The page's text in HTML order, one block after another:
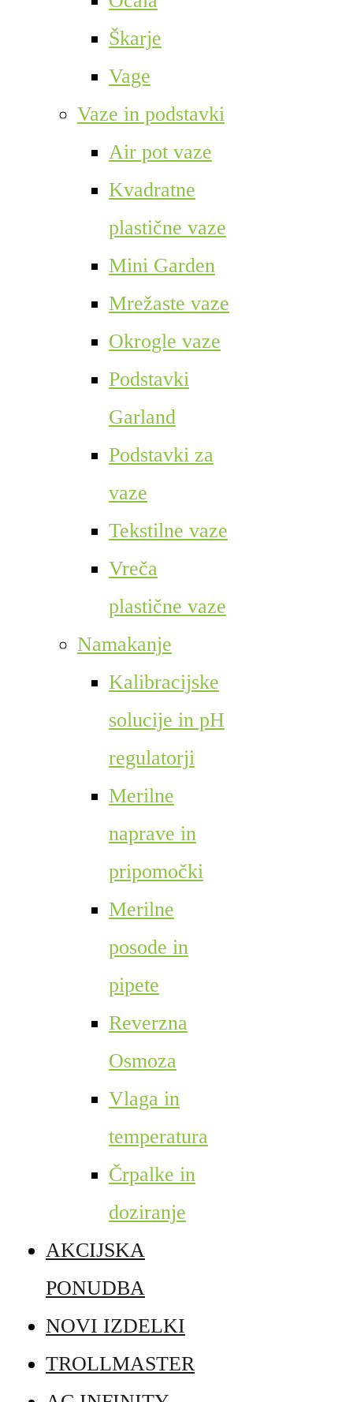
Škarje
Vage
Vaze in podstavki
Air pot vaze
Kvadratne
plastične vaze
Mini Garden
Mrežaste vaze
Okrogle vaze
Podstavki
Garland
Podstavki za
vaze
Tekstilne vaze
Vreča
plastične vaze
Namakanje
Kalibracijske
solucije in pH
regulatorji
Merilne
naprave in
pripomočki
Merilne
posode in
pipete
Reverzna
Osmoza
Vlaga in
temperatura
Črpalke in
doziranje
AKCIJSKA
PONUDBA
NOVI IZDELKI
TROLLMASTER